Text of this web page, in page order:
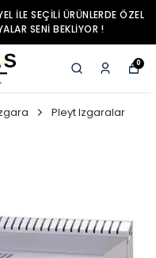
ÜRÜNLERDE ÖZEL
!
0
Pleyt Izgaralar